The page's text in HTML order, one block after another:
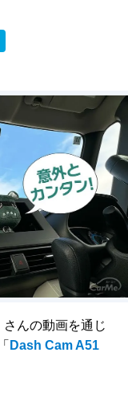
さんの動画を通じ
Dash Cam A51